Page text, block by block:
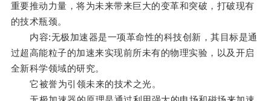
重要推动力量，将为未来带来巨大的变革和突破，打破现有
的技术瓶颈。
内容:无极加速器是一项革命性的科技创新，其目标是通
过超高能粒子的加速来实现前所未有的物理实验，以及开启
全新科学领域的研究。
它被誉为引领未来的技术之光。